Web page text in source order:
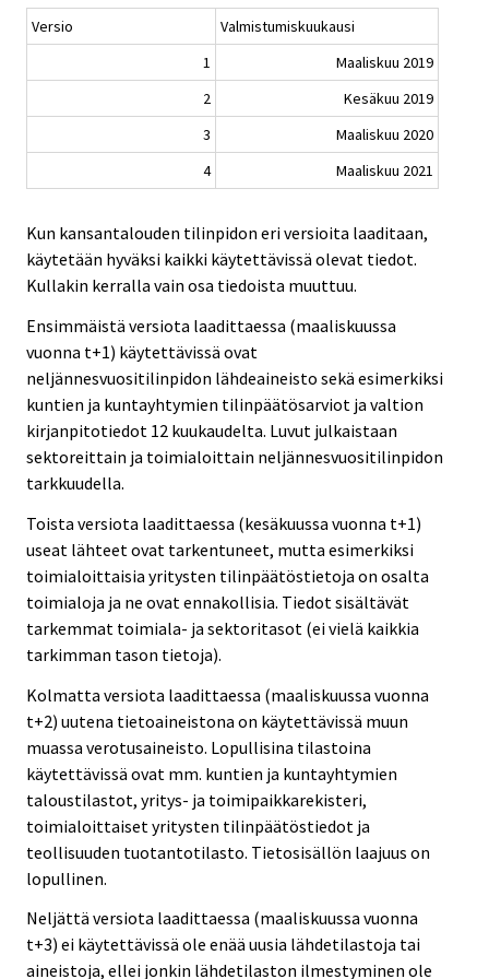
Versio
Valmistumiskuukausi
1
Maaliskuu 2019
2
Kesäkuu 2019
3
Maaliskuu 2020
4
Maaliskuu 2021
Kun kansantalouden tilinpidon eri versioita laaditaan,
käytetään hyväksi kaikki käytettävissä olevat tiedot.
Kullakin kerralla vain osa tiedoista muuttuu.
Ensimmäistä versiota laadittaessa (maaliskuussa
vuonna t+1) käytettävissä ovat
neljännesvuositilinpidon lähdeaineisto sekä esimerkiksi
kuntien ja kuntayhtymien tilinpäätösarviot ja valtion
kirjanpitotiedot 12 kuukaudelta. Luvut julkaistaan
sektoreittain ja toimialoittain neljännesvuositilinpidon
tarkkuudella.
Toista versiota laadittaessa (kesäkuussa vuonna t+1)
useat lähteet ovat tarkentuneet, mutta esimerkiksi
toimialoittaisia yritysten tilinpäätöstietoja on osalta
toimialoja ja ne ovat ennakollisia. Tiedot sisältävät
tarkemmat toimiala- ja sektoritasot (ei vielä kaikkia
tarkimman tason tietoja).
Kolmatta versiota laadittaessa (maaliskuussa vuonna
t+2) uutena tietoaineistona on käytettävissä muun
muassa verotusaineisto. Lopullisina tilastoina
käytettävissä ovat mm. kuntien ja kuntayhtymien
taloustilastot, yritys- ja toimipaikkarekisteri,
toimialoittaiset yritysten tilinpäätöstiedot ja
teollisuuden tuotantotilasto. Tietosisällön laajuus on
lopullinen.
Neljättä versiota laadittaessa (maaliskuussa vuonna
t+3) ei käytettävissä ole enää uusia lähdetilastoja tai
aineistoja, ellei jonkin lähdetilaston ilmestyminen ole